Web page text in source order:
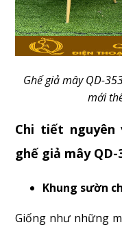
Ghế giả mây QD-
mới
Chi tiết nguyên
ghế giả mây QD-
Khung sườn
Giống như những